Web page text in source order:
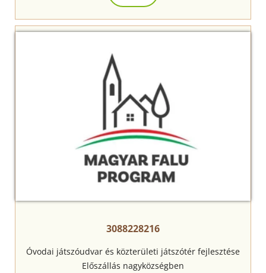
3088228216
Óvodai játszóudvar és közterületi játszótér fejlesztése
Előszállás nagyközségben